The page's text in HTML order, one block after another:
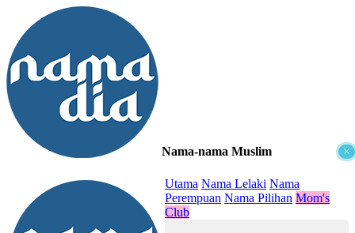
×
Nama-nama Muslim
Utama Nama Lelaki Nama
Perempuan Nama Pilihan Mom's
Club